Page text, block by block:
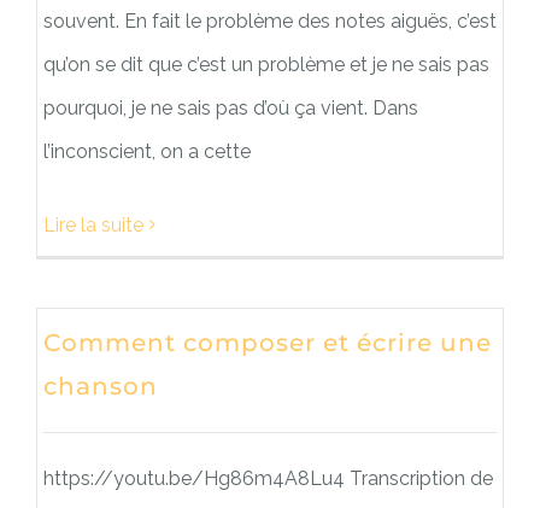
souvent. En fait le problème des notes aiguës, c’est
qu’on se dit que c’est un problème et je ne sais pas
pourquoi, je ne sais pas d’où ça vient. Dans
l’inconscient, on a cette
Lire la suite
Comment composer et écrire une
chanson
https://youtu.be/Hg86m4A8Lu4 Transcription de